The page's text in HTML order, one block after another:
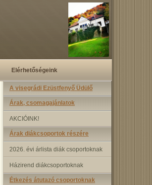
Elérhetőségeink
A visegrádi Ezüstfenyő Üdülő
Árak, csomagajánlatok
AKCIÓINK!
Árak diákcsoportok részére
2026. évi árlista diák csoportoknak
Házirend diákcsoportoknak
Étkezés átutazó csoportoknak